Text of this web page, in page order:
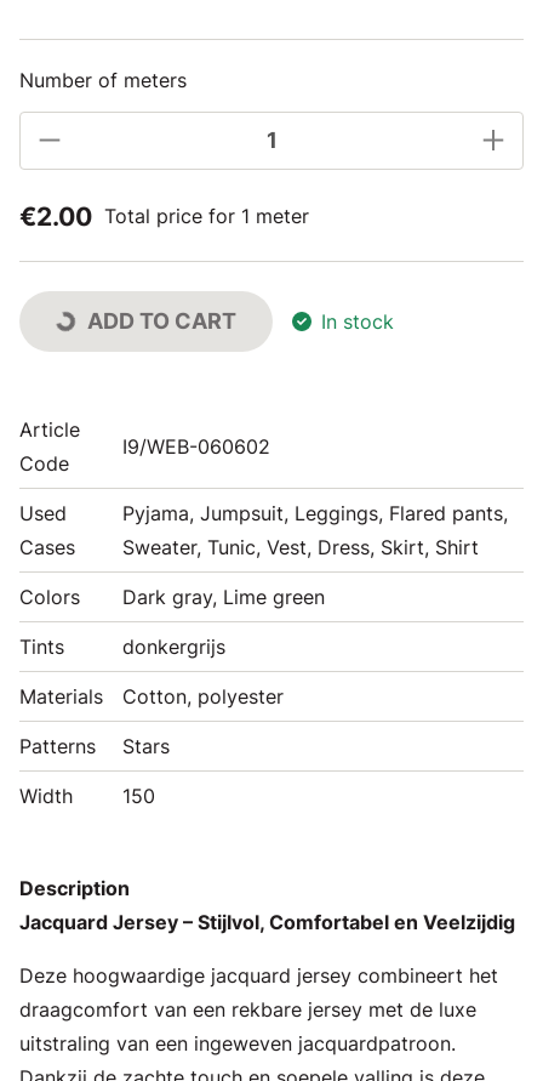
Number of meters
€2.00 Total price for 1 meter
ADD TO CART In stock
Article
Code
I9/WEB-060602
Used
Cases
Pyjama, Jumpsuit, Leggings, Flared pants,
Sweater, Tunic, Vest, Dress, Skirt, Shirt
Colors Dark gray, Lime green
Tints donkergrijs
Materials Cotton, polyester
Patterns Stars
Width 150
Description
Jacquard Jersey – Stijlvol, Comfortabel en Veelzijdig
Deze hoogwaardige jacquard jersey combineert het
draagcomfort van een rekbare jersey met de luxe
uitstraling van een ingeweven jacquardpatroon.